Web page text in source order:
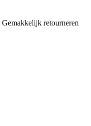
Gemakkelijk retourneren